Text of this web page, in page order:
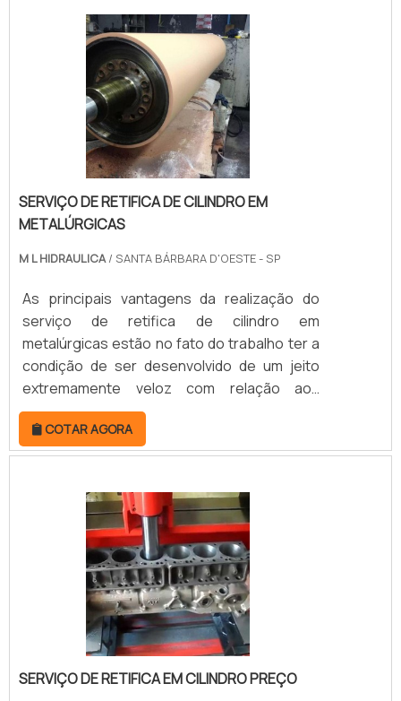
ramo metalúrgico, o brunimento é visto como
de suma importância, realizado a partir de
equipamentos de retificação especiais
munidos de pedras.
SERVIÇO DE RETIFICA DE CILINDRO EM
METALÚRGICAS
M L HIDRAULICA/ SANTA BÁRBARA D'OESTE - SP
As principais vantagens da realização do
serviço de retifica de cilindro em
metalúrgicas estão no fato do trabalho ter a
condição de ser desenvolvido de um jeito
extremamente veloz com relação aos
procedimentos convencionais. Assim, quem
utiliza o serviço de retifica consegue
produtividade mais elevada e diminui
retrabalho para moldar peças
industriais.BENEFÍCIOS DO SERVIÇO DE
RETIFICA PARA CILINDROO serviço de retífica
cilíndrica é realizado pelo método de usina.
COTAR AGORA
SERVIÇO DE RETIFICA EM CILINDRO PREÇO